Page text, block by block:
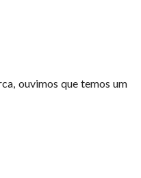
ouvimos que temos um